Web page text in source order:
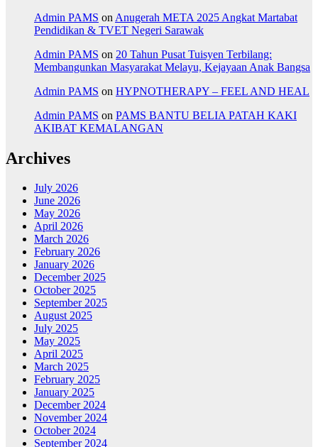
Admin PAMS on Anugerah META 2025 Angkat Martabat
Pendidikan & TVET Negeri Sarawak
Admin PAMS on 20 Tahun Pusat Tuisyen Terbilang:
Membangunkan Masyarakat Melayu, Kejayaan Anak Bangsa
Admin PAMS on HYPNOTHERAPY – FEEL AND HEAL
Admin PAMS on PAMS BANTU BELIA PATAH KAKI
AKIBAT KEMALANGAN
Archives
July 2026
June 2026
May 2026
April 2026
March 2026
February 2026
January 2026
December 2025
October 2025
September 2025
August 2025
July 2025
May 2025
April 2025
March 2025
February 2025
January 2025
December 2024
November 2024
October 2024
September 2024